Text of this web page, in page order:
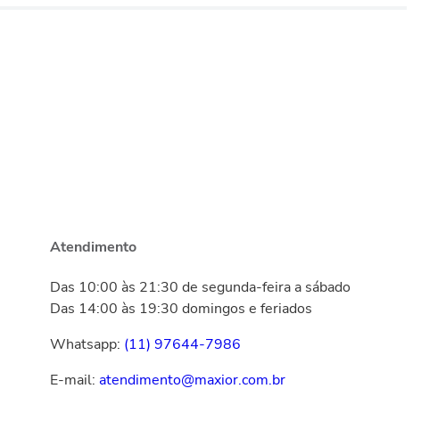
Atendimento
Das 10:00 às 21:30 de segunda-feira a sábado
Das 14:00 às 19:30 domingos e feriados
Whatsapp: (11) 97644-7986
E-mail: atendimento@maxior.com.br